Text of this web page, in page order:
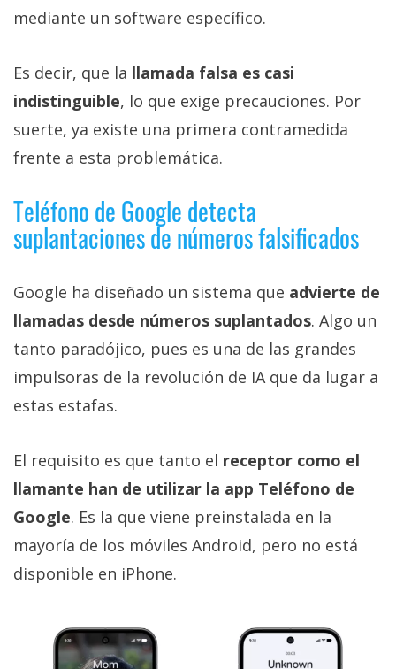
mediante un software específico.
Es decir, que la llamada falsa es casi
indistinguible, lo que exige precauciones. Por
suerte, ya existe una primera contramedida
frente a esta problemática.
Teléfono de Google detecta
suplantaciones de números falsificados
Google ha diseñado un sistema que advierte de
llamadas desde números suplantados. Algo un
tanto paradójico, pues es una de las grandes
impulsoras de la revolución de IA que da lugar a
estas estafas.
El requisito es que tanto el receptor como el
llamante han de utilizar la app Teléfono de
Google. Es la que viene preinstalada en la
mayoría de los móviles Android, pero no está
disponible en iPhone.